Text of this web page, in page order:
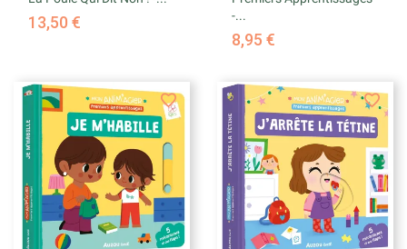
13,50 €
-...
8,95 €